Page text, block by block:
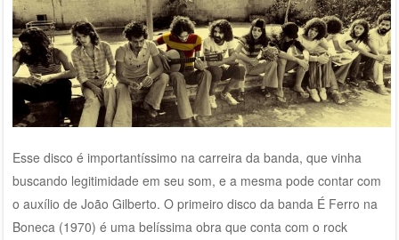
Esse disco é importantíssimo na carreira da banda, que vinha
buscando legitimidade em seu som, e a mesma pode contar com
o auxílio de João Gilberto. O primeiro disco da banda É Ferro na
Boneca (1970) é uma belíssima obra que conta com o rock